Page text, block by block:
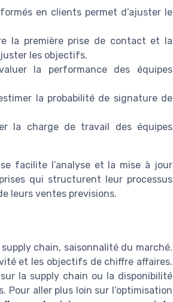
en clients permet d’ajuster le
la première prise de contact et la
les objectifs.
la performance des équipes
la probabilité de signature de
la charge de travail des équipes
facilite l’analyse et la mise à jour
qui structurent leur processus
leurs ventes previsions.
chain, saisonnalité du marché.
et les objectifs de chiffre affaires.
la supply chain ou la disponibilité
aller plus loin sur l’optimisation